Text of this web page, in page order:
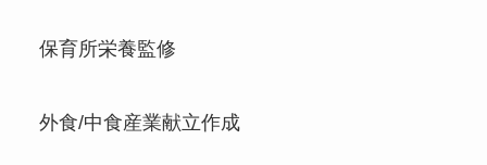
保育所栄養監修
外食/中食産業献立作成